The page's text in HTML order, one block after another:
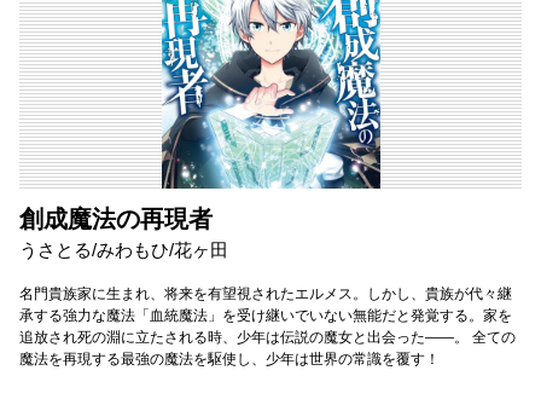
創成魔法の再現者
うさとる/みわもひ/花ヶ田
名門貴族家に生まれ、将来を有望視されたエルメス。しかし、貴族が代々継
承する強力な魔法「血統魔法」を受け継いでいない無能だと発覚する。家を
追放され死の淵に立たされる時、少年は伝説の魔女と出会った――。 全ての
魔法を再現する最強の魔法を駆使し、少年は世界の常識を覆す！